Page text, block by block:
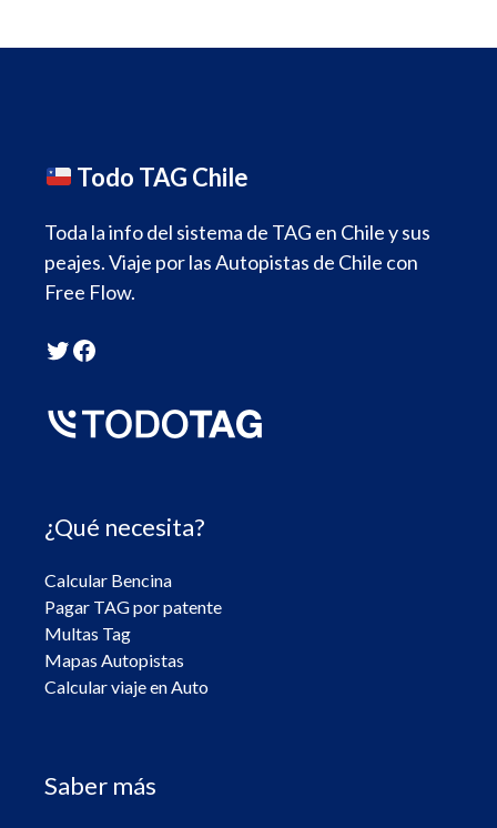
Todo TAG Chile
Toda la info del sistema de TAG en Chile y sus
peajes. Viaje por las Autopistas de Chile con
Free Flow.
Twitter
Facebook
¿Qué necesita?
Calcular Bencina
Pagar TAG por patente
Multas Tag
Mapas Autopistas
Calcular viaje en Auto
Saber más